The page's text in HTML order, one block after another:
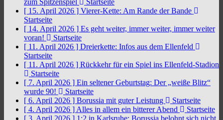
zum Spitzenspiel
Startseite
[ 15. April 2026 ] Vierer-Kette: Am Rande der Bande
Startseite
[ 14. April 2026 ] Es geht weiter, immer weiter, immer weiter
voran!
Startseite
[ 11. April 2026 ] Dreierkette: Infos aus dem Ellenfeld
Startseite
[ 11. April 2026 ] Rückkehr für ein Spiel ins Ellenfeld-Stadion
Startseite
[ 7. April 2026 ] Ein seltener Geburtstag: Der „weiße Blitz“
wurde 90!
Startseite
[ 6. April 2026 ] Borussia mit guter Leistung
Startseite
[ 4. April 2026 ] Alles in allem ein bitterer Abend
Startseite
[ 3. April 2026 ] 1:2 in Karlsruhe: Borussia belohnt sich nicht